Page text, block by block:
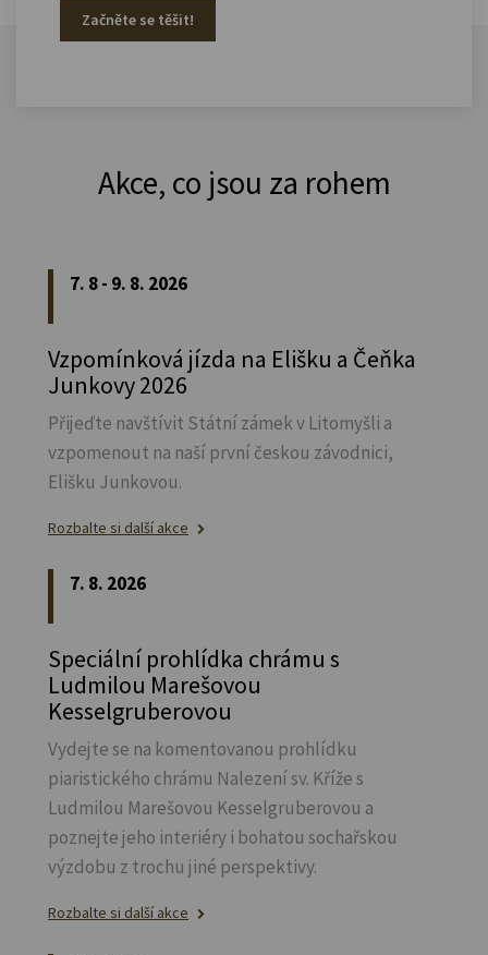
Začněte se těšit!
Akce, co jsou za rohem
7. 8 - 9. 8. 2026
Vzpomínková jízda na Elišku a Čeňka
Junkovy 2026
Přijeďte navštívit Státní zámek v Litomyšli a
vzpomenout na naší první českou závodnici,
Elišku Junkovou.
Rozbalte si další akce
7. 8. 2026
Speciální prohlídka chrámu s
Ludmilou Marešovou
Kesselgruberovou
Vydejte se na komentovanou prohlídku
piaristického chrámu Nalezení sv. Kříže s
Ludmilou Marešovou Kesselgruberovou a
poznejte jeho interiéry i bohatou sochařskou
výzdobu z trochu jiné perspektivy.
Rozbalte si další akce